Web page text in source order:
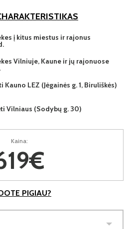
į kitus miestus ir rajonus
Vilniuje, Kaune ir jų rajonuose
LEZ (Jėgainės g. 1, Biruliškės)
Vilniaus (Sodybų g. 30)
Kaina:
PIGIAU?